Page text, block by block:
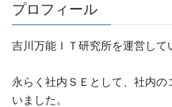
プロフィール
吉川万能ＩＴ研究所を運営して
永らく社内ＳＥとして、社内
いました。